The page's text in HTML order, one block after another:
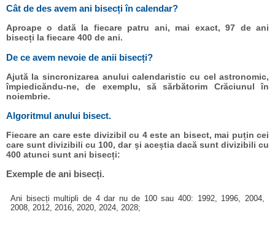
Cât de des avem ani bisecți în calendar?
Aproape o dată la fiecare patru ani, mai exact, 97 de ani
bisecți la fiecare 400 de ani.
De ce avem nevoie de anii bisecți?
Ajută la sincronizarea anului calendaristic cu cel astronomic,
împiedicăndu-ne, de exemplu, să sărbătorim Crăciunul în
noiembrie.
Algoritmul anului bisect.
Fiecare an care este divizibil cu 4 este an bisect, mai puțin cei
care sunt divizibili cu 100, dar și aceștia dacă sunt divizibili cu
400 atunci sunt ani bisecți:
Exemple de ani bisecți.
Ani bisecți multipli de 4 dar nu de 100 sau 400: 1992, 1996, 2004,
2008, 2012, 2016, 2020, 2024, 2028;